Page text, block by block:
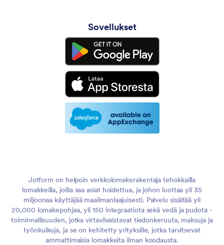
Sovellukset
Jotform on helpoin verkkolomakerakentaja tehokkailla
lomakkeilla, joilla saa asiat hoidettua, ja johon luottaa yli 35
miljoonaa käyttäjää maailmanlaajuisesti. Palvelu sisältää yli
20,000 lomakepohjaa, yli 150 integraatiota sekä vedä ja pudota -
toiminnallisuuden, jotka virtaviivaistavat tiedonkeruuta, maksuja ja
työnkulkuja, ja se on kehitetty yrityksille, jotka tarvitsevat
ammattimaisia lomakkeita ilman koodausta.